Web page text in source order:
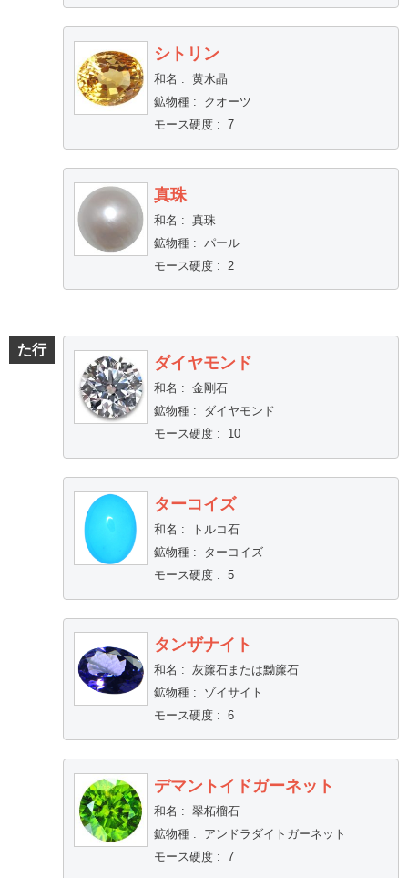
シトリン
和名 : 黄水晶
鉱物種:
クオーツ
モース硬度: 7
真珠
和名 : 真珠
鉱物種: パール
モース硬度: 2
た行
ダイヤモンド
和名 : 金剛石
鉱物種:
ダイヤモンド
モース硬度: 10
ターコイズ
和名 :
トルコ石
鉱物種:
ターコイズ
モース硬度: 5
タンザナイト
和名 : 灰簾石または黝簾石
鉱物種:
ゾイサイト
モース硬度: 6
デマントイドガーネット
和名 : 翠柘榴石
鉱物種:
アンドラダイトガーネット
モース硬度: 7